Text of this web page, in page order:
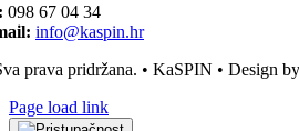
098 67 04 34
info@kaspin.hr
prava pridržana. • KaSPIN • Design
Page load link